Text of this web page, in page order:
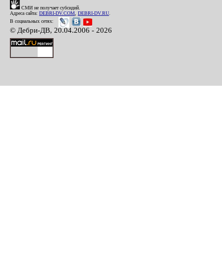
СМИ не получает субсидий.
Адреса сайта: DEBRI-DV.COM DEBRI-DV.RU
В социальных сетях:
© Дебри-ДВ, 20.04.2006 - 2026